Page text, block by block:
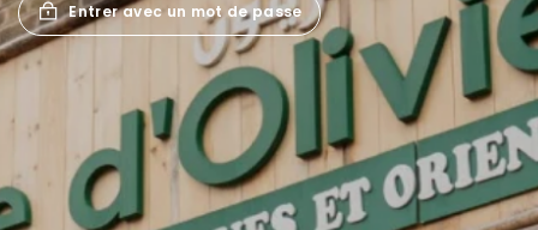
Entrer avec un mot de passe